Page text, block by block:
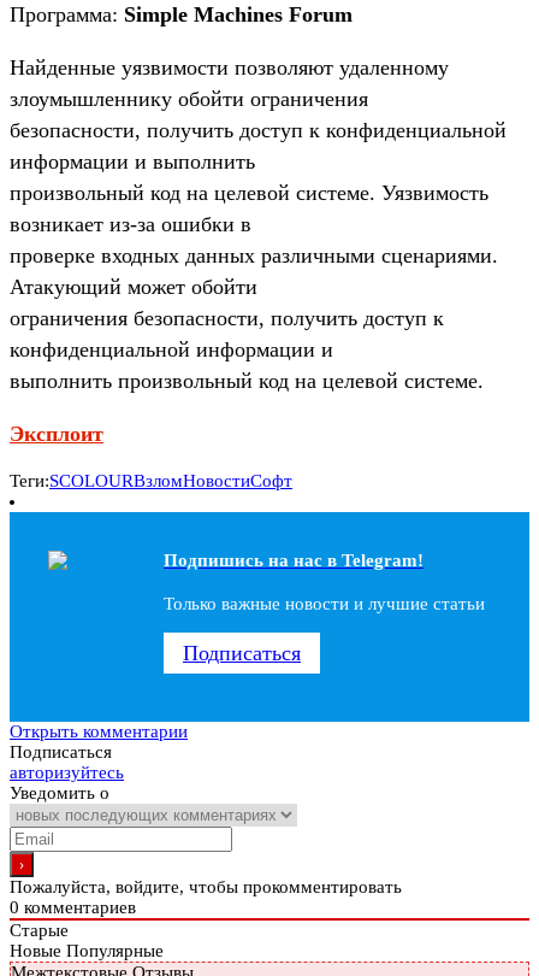
Программа: Simple Machines Forum
Найденные уязвимости позволяют удаленному
злоумышленнику обойти ограничения
безопасности, получить доступ к конфиденциальной
информации и выполнить
произвольный код на целевой системе. Уязвимость
возникает из-за ошибки в
проверке входных данных различными сценариями.
Атакующий может обойти
ограничения безопасности, получить доступ к
конфиденциальной информации и
выполнить произвольный код на целевой системе.
Эксплоит
Теги:SCOLOURВзломНовостиСофт
Подпишись на наc в Telegram!
Только важные новости и лучшие статьи
Подписаться
Открыть комментарии
Подписаться
авторизуйтесь
Уведомить о
Пожалуйста, войдите, чтобы прокомментировать
0 комментариев
Старые
Новые Популярные